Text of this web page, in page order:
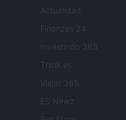
Actualidad
Finanzas 24
Investindo 365
Think.es
Viajar 365
ES Newz